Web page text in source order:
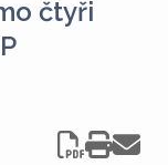
čtyři